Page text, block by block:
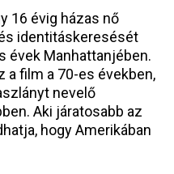
16 évig házas nő
identitáskeresését
évek Manhattanjében.
a film a 70-es években,
nevelő
Aki járatosabb az
hogy Amerikában